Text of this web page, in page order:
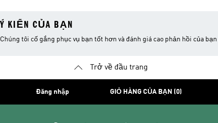
Ý KIẾN CỦA BẠN
Chúng tôi cố gắng phục vụ bạn tốt hơn và đánh giá cao phản hồi của bạn
Trở về đầu trang
Đăng nhập GIỎ HÀNG CỦA BẠN (0)